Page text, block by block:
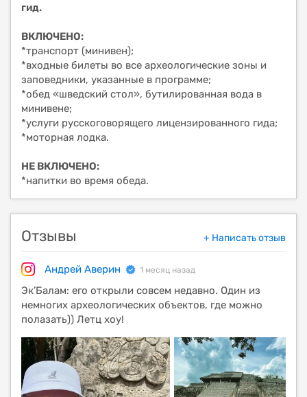
гид.
ВКЛЮЧЕНО:
*транспорт (минивен);
*входные билеты во все археологические зоны и
заповедники, указанные в программе;
*обед «шведский стол», бутилированная вода в
минивене;
*услуги русскоговорящего лицензированного гида;
*моторная лодка.
НЕ ВКЛЮЧЕНО:
*напитки во время обеда.
Отзывы + Написать отзыв
Андрей Аверин 1 месяц назад
Эк’Балам: его открыли совсем недавно. Один из
немногих археологических объектов, где можно
полазать)) Летц хоу!